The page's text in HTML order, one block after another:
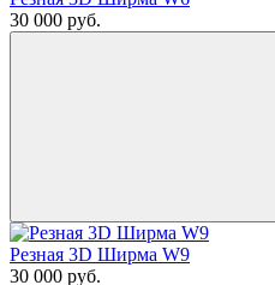
30 000 руб.
Резная 3D Ширма W9
30 000 руб.